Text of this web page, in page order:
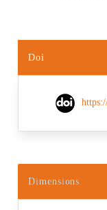
Doi
Dimensions